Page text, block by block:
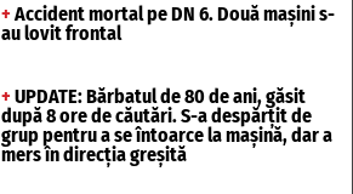
+ Accident mortal pe DN 6. Două mașini s-
au lovit frontal
+ UPDATE: Bărbatul de 80 de ani, găsit
după 8 ore de căutări. S-a despărțit de
grup pentru a se întoarce la mașină, dar a
mers în direcția greșită